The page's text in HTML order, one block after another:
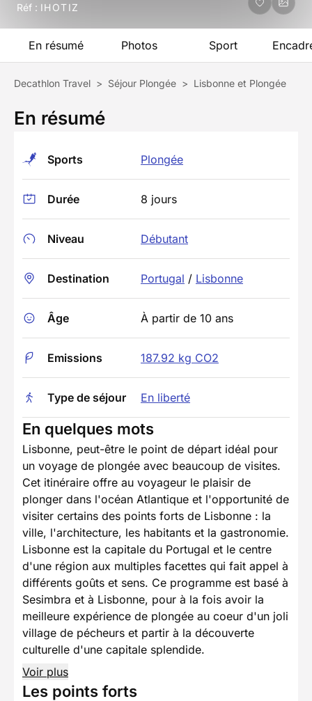
Réf : IHOTIZ
En résumé Photos Sport
Decathlon Travel > Séjour Plongée > Lisbonne et Plongée
En résumé
Sports Plongée
Durée 8 jours
Niveau Débutant
Destination Portugal / Lisbonne
Âge À partir de 10 ans
Emissions 187.92 kg CO2
Type de séjour En liberté
En quelques mots
Lisbonne, peut-être le point de départ idéal pour
un voyage de plongée avec beaucoup de visites.
Cet itinéraire offre au voyageur le plaisir de
plonger dans l'océan Atlantique et l'opportunité de
visiter certains des points forts de Lisbonne : la
ville, l'architecture, les habitants et la gastronomie.
Lisbonne est la capitale du Portugal et le centre
d'une région aux multiples facettes qui fait appel à
différents goûts et sens. Ce programme est basé à
Sesimbra et à Lisbonne, pour à la fois avoir la
meilleure expérience de plongée au coeur d'un joli
village de pécheurs et partir à la découverte
culturelle d'une capitale splendide.
Voir plus
Les points forts